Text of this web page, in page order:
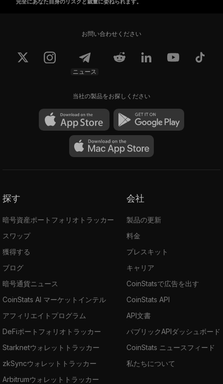
完全にあなた自身のリスクと裁量に委ねられます。
お問い合わせください
ニュース
当社の製品をお探しください
探す
暗号資産ポートフォリオトラッカー
スワップ
獲得する
ブログ
暗号通貨ニュース
CoinStats AI マーケットインテル
アフィリエイトプログラム
DeFiポートフォリオトラッカー
Starknetウォレットトラッカー
zkSyncウォレットトラッカー
Arbitrumウォレットトラッカー
会社
製品の更新
料金
プレスキット
キャリア
CoinStatsで広告を出す
CoinStats API
API文書
パブリックAPIダッシュボード
CoinStats ニュースフィード
私たちについて